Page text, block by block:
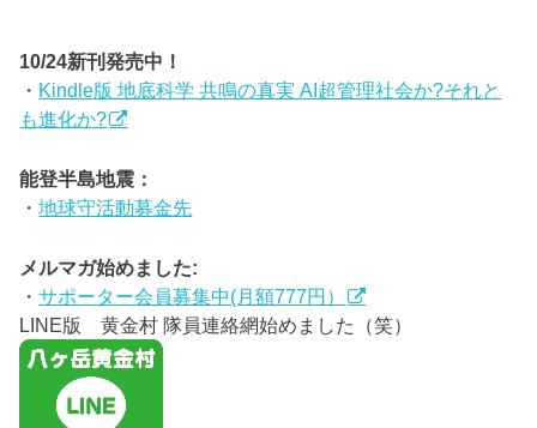
10/24新刊発売中！
・ Kindle版 地底科学 共鳴の真実 AI超管理社会か?それと
も進化か?
能登半島地震：
・地球守活動募金先
メルマガ始めました:
・サポーター会員募集中(月額777円）
LINE版 黄金村 隊員連絡網始めました（笑）